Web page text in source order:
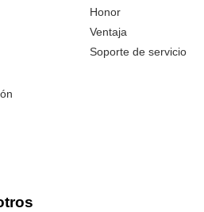
Honor
Ventaja
Soporte de servicio